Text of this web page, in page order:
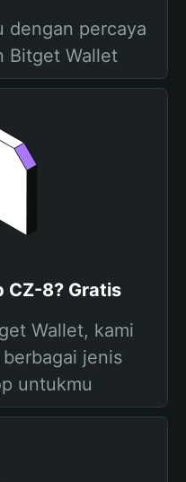
dengan percaya
Bitget Wallet
CZ-8? Gratis
Wallet, kami
jenis
untukmu